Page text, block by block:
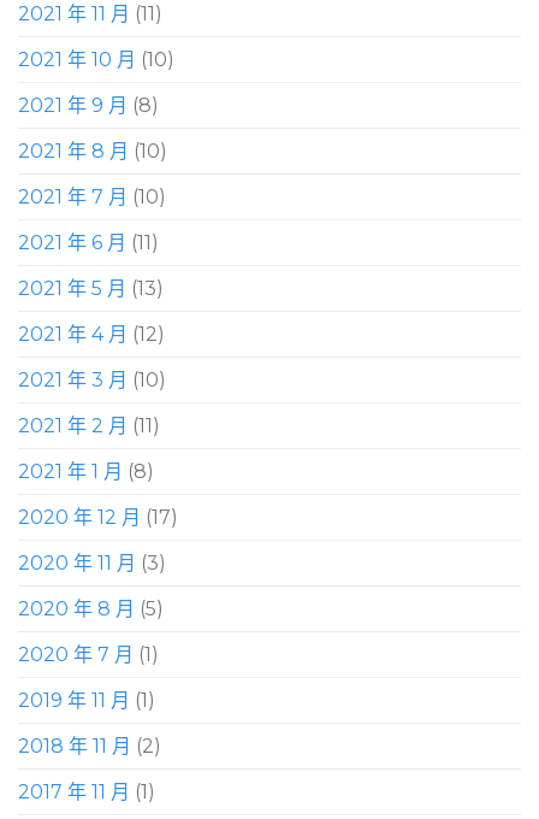
2021 年 11 月 (11)
2021 年 10 月 (10)
2021 年 9 月 (8)
2021 年 8 月 (10)
2021 年 7 月 (10)
2021 年 6 月 (11)
2021 年 5 月 (13)
2021 年 4 月 (12)
2021 年 3 月 (10)
2021 年 2 月 (11)
2021 年 1 月 (8)
2020 年 12 月 (17)
2020 年 11 月 (3)
2020 年 8 月 (5)
2020 年 7 月 (1)
2019 年 11 月 (1)
2018 年 11 月 (2)
2017 年 11 月 (1)